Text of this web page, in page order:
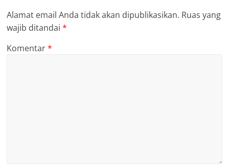
Alamat email Anda tidak akan dipublikasikan. Ruas yang
wajib ditandai*
Komentar*